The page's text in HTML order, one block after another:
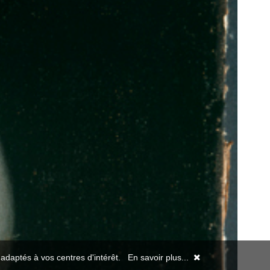
à vos centres d'intérêt. En savoir plus...